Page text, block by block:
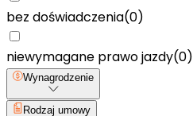
bez doświadczenia(0)
niewymagane prawo jazdy(0)
Wynagrodzenie
Rodzaj umowy